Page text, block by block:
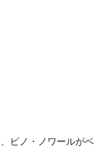
ピノ・ノワールがベ